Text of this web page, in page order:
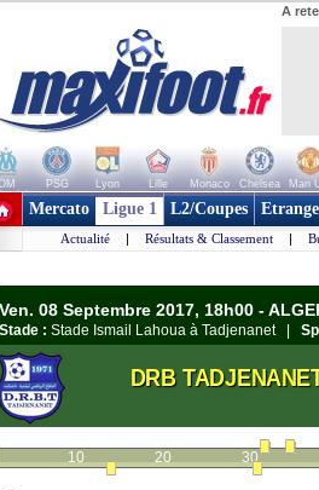
A
PSG Lyon Lille Monaco Chelsea Man
clubs
Mercato Ligue 1 L2/Coupes
Actualité | Résultats & Classement |
Ven. 08 Septembre 2017, 18h00 -
Stade : Stade Ismail Lahoua à Tadjenanet |
DRB
10 20 30